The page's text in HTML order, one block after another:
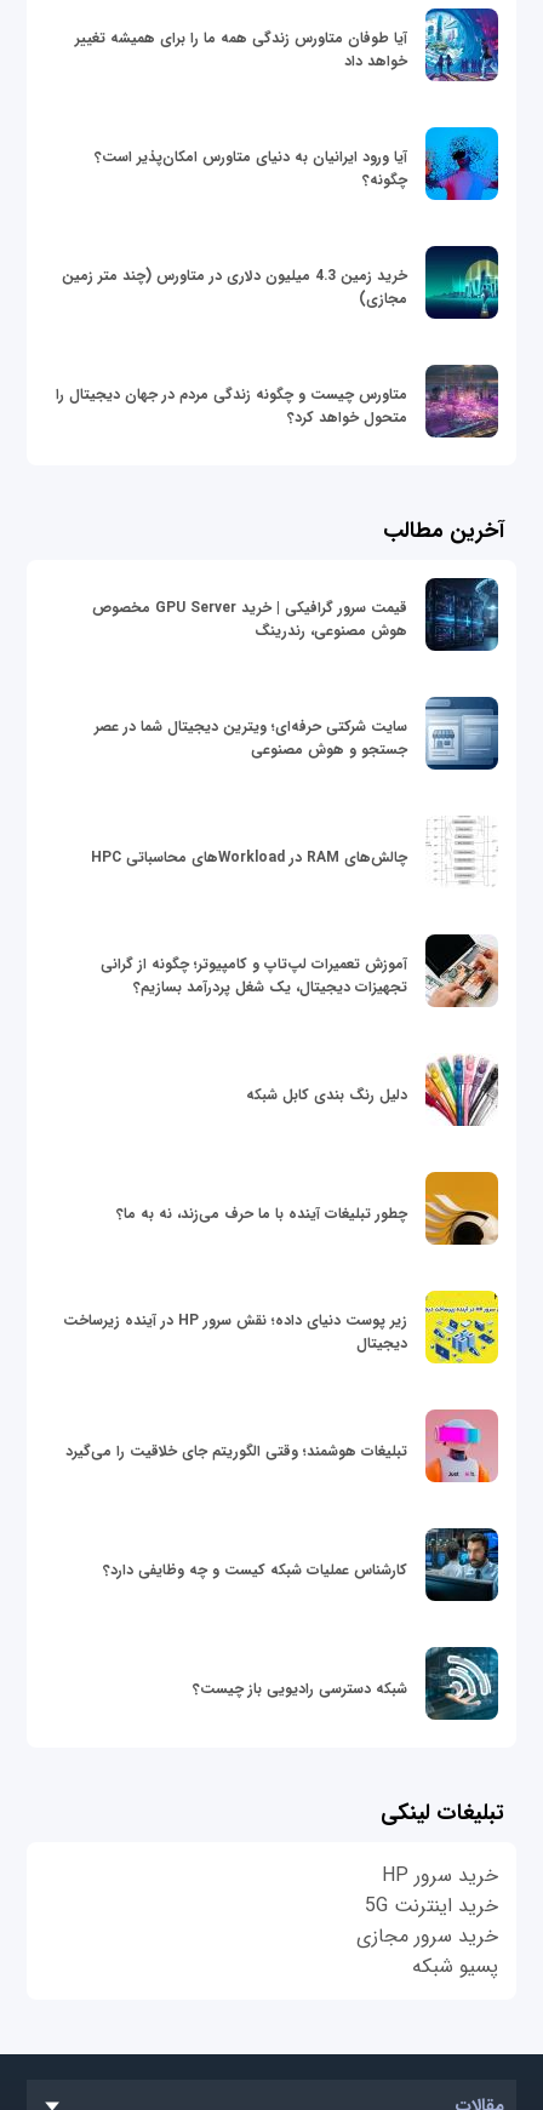
آیا طوفان متاورس زندگی همه ما را برای همیشه تغییر
خواهد داد
آیا ورود ایرانیان به دنیای متاورس امکان‌پذیر است؟
چگونه؟
خرید زمین 4.3 میلیون دلاری در متاورس (چند متر زمین
مجازی)
متاورس چیست و چگونه زندگی مردم در جهان دیجیتال را
متحول خواهد کرد؟
آخرین مطالب
قیمت سرور گرافیکی | خرید GPU Server مخصوص
هوش مصنوعی، رندرینگ
سایت شرکتی حرفه‌ای؛ ویترین دیجیتال شما در عصر
جستجو و هوش مصنوعی
چالش‌های RAM در Workloadهای محاسباتی HPC
آموزش تعمیرات لپ‌تاپ و کامپیوتر؛ چگونه از گرانی
تجهیزات دیجیتال، یک شغل پردرآمد بسازیم؟
دلیل رنگ بندی کابل شبکه
چطور تبلیغات آینده با ما حرف می‌زند، نه به ما؟
زیر پوست دنیای داده؛ نقش سرور HP در آینده زیرساخت
دیجیتال
تبلیغات هوشمند؛ وقتی الگوریتم جای خلاقیت را می‌گیرد
کارشناس عملیات شبکه کیست و چه وظایفی دارد؟
شبکه دسترسی رادیویی باز چیست؟
تبلیغات لینکی
خرید سرور HP
خرید اینترنت 5G
خرید سرور مجازی
پسیو شبکه